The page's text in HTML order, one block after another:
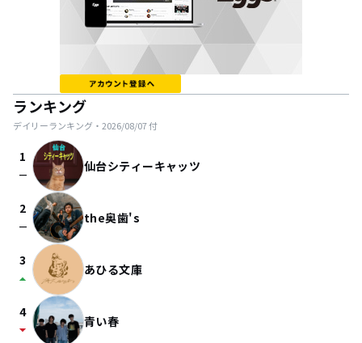
ランキング
デイリーランキング・ 2026/08/07付
1
check_indeterminate_small 仙台シティーキャッツ
2
check_indeterminate_small the奥歯's
3
arrow_drop_up あひる文庫
4
arrow_drop_down 青い春